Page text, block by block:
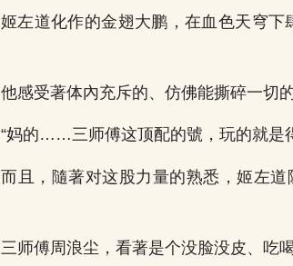
姬左道化作的金翅大鹏，在血色天穹
他感受著体內充斥的、仿佛能撕碎一切
“妈的……三师傅这顶配的號，玩的就是
而且，隨著对这股力量的熟悉，姬左
三师傅周浪尘，看著是个没脸没皮、吃